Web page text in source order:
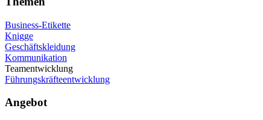
Business-Etikette
Knigge
Geschäftskleidung
Kommunikation
Teamentwicklung
Führungskräfteentwicklung
Angebot